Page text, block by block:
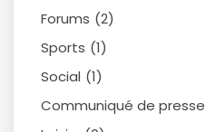
Forums (2)
Sports (1)
Social (1)
Communiqué de presse